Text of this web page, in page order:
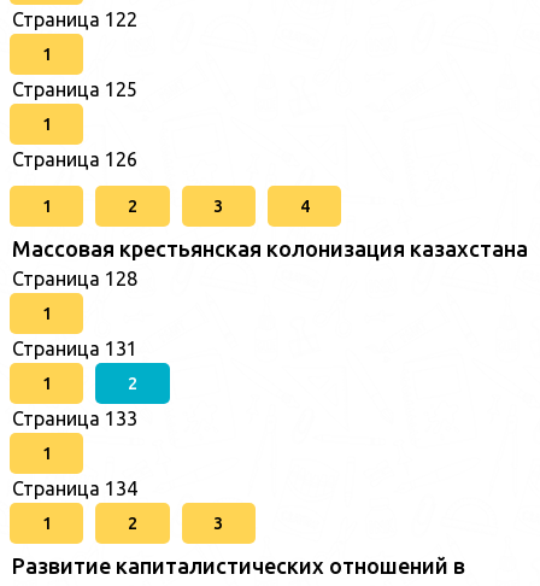
Страница 122
1
Страница 125
1
Страница 126
1 2 3 4
Массовая крестьянская колонизация казахстана
Страница 128
1
Страница 131
1 2
Страница 133
1
Страница 134
1 2 3
Развитие капиталистических отношений в